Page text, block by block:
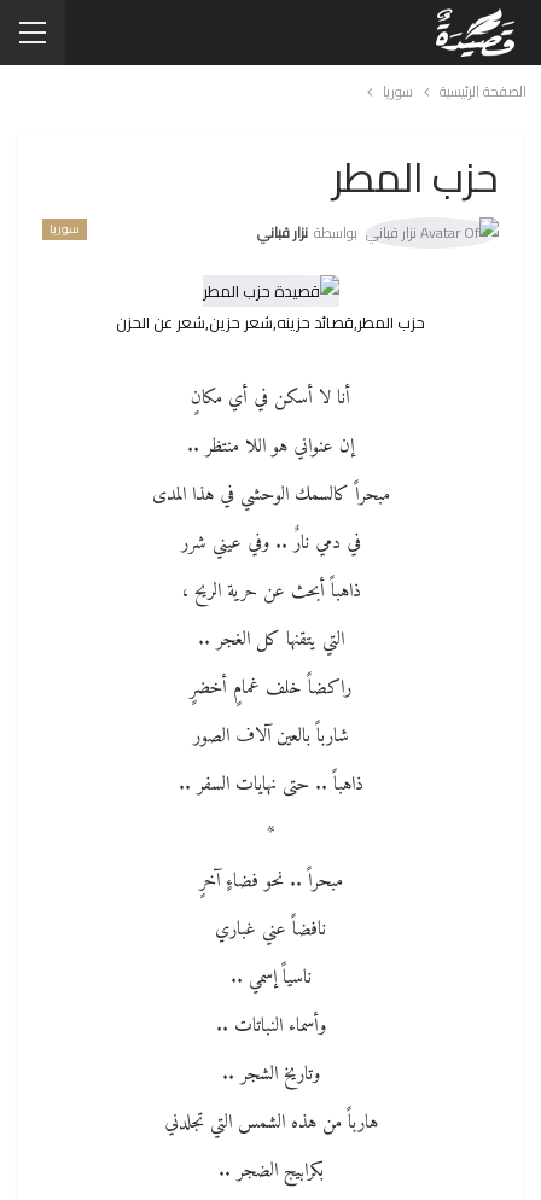
الصفحة الرئيسية سوريا
حزب المطر
سوريا بواسطة نزار قباني
حزب المطر,قصائد حزينه,شعر حزين,شعر عن الحزن
أنا لا أسكن في أي مكانٍ
إن عنواني هو اللا منتظر ..
مبحراً كالسمك الوحشي في هذا المدى
في دمي نارٌ .. وفي عيني شرر
ذاهباً أبحث عن حرية الريح ،
التي يتقنها كل الغجر ..
راكضاً خلف غمامٍ أخضرٍ
شارباً بالعين آلاف الصور
ذاهباً .. حتى نهايات السفر ..
*
مبحراً .. نحو فضاءٍ آخرٍ
نافضاً عني غباري
ناسياً إسمي ..
وأسماء النباتات ..
وتاريخ الشجر ..
هارباً من هذه الشمس التي تجلدني
بكرابيج الضجر ..